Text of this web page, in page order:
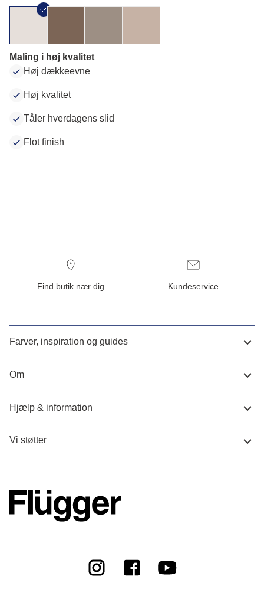
Maling i høj kvalitet
Høj dækkeevne
Høj kvalitet
Tåler hverdagens slid
Flot finish
Find butik nær dig Kundeservice
Farver, inspiration og guides
Om
Hjælp & information
Vi støtter